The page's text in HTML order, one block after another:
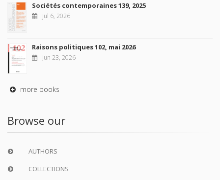
Sociétés contemporaines 139, 2025
Jul 6, 2026
Raisons politiques 102, mai 2026
Jun 23, 2026
more books
Browse our
AUTHORS
COLLECTIONS